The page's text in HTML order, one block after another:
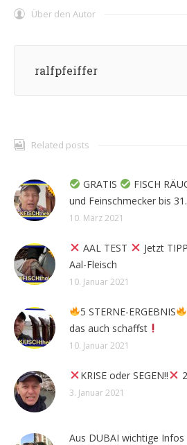
Über den Autor
ralfpfeiffer
Related posts
GRATIS
FISCH
und Feinschmecker bis
10. März 2021
AAL TEST
Jetzt
Aal-Fleisch
10. Januar 2021
5 STERNE-ERGEBNIS
das auch schaffst
10. Januar 2021
KRISE oder SEGEN!!
3. Januar 2021
Aus DUBAI wichtige Infos